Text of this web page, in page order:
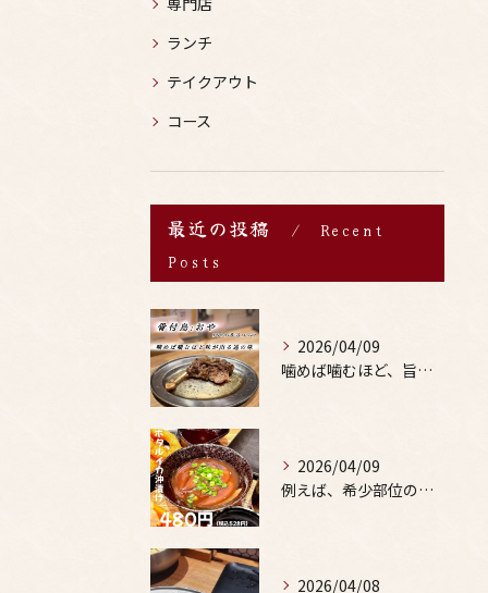
ランチ
テイクアウト
コース
最近の投稿
Recent
Posts
2026/04/09
噛めば噛むほど、旨みがあふれる。
2026/04/09
例えば、希少部位の串を試したり、季節限定の地酒を味わったりす...
2026/04/08